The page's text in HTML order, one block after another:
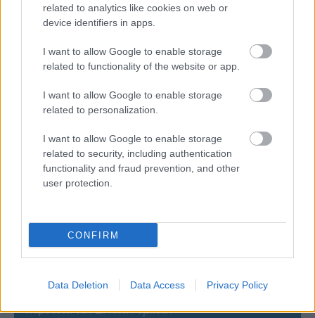
related to analytics like cookies on web or
device identifiers in apps.
I want to allow Google to enable storage
related to functionality of the website or app.
I want to allow Google to enable storage
related to personalization.
I want to allow Google to enable storage
related to security, including authentication
functionality and fraud prevention, and other
user protection.
CONFIRM
Data Deletion Data Access Privacy Policy
ΡΟΗ ΕΙΔΗΣΕΩΝ
Φοίνικας Σύρου: Ο Δεναξάς άμεσος συνεργάτης του
Χατζηαντωνίου
08/08/2026
παρουσία των Εθνικών ομάδων